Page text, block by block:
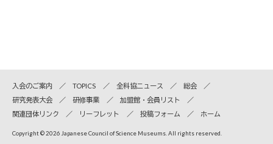
入会のご案内 TOPICS 全科協ニュース
総会
研究発表大会
研修事業
加盟館・会員リスト
関連団体リンク
リーフレット 投稿フォーム ホーム
Copyright © 2026 Japanese Council of Science Museums. All rights reserved.